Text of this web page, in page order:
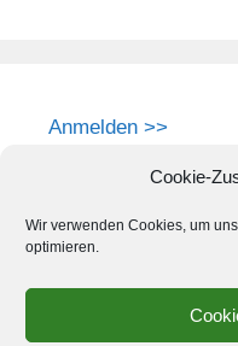
Cookie-
Wir verwenden Cookies, um
optimieren.
Anmelden >>